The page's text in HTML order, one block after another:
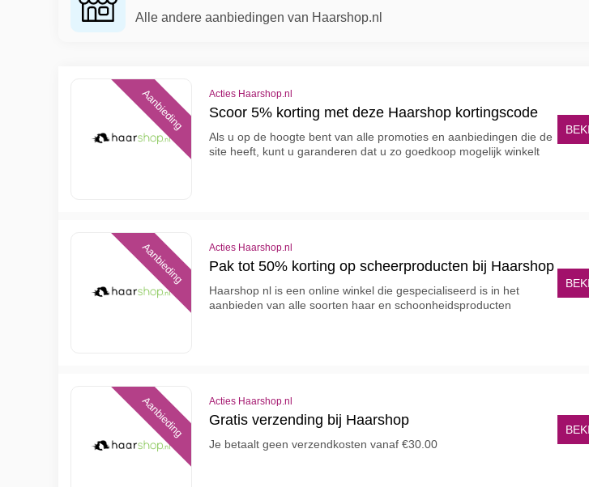
Alle andere aanbiedingen van Haarshop.nl
Aanbieding Acties Haarshop.nl
Scoor 5% korting met deze Haarshop kortingscode
Als u op de hoogte bent van alle promoties en aanbiedingen die de
site heeft, kunt u garanderen dat u zo goedkoop mogelijk winkelt
Aanbieding Acties Haarshop.nl
Pak tot 50% korting op scheerproducten bij Haarshop
Haarshop nl is een online winkel die gespecialiseerd is in het
aanbieden van alle soorten haar en schoonheidsproducten
Aanbieding Acties Haarshop.nl
Gratis verzending bij Haarshop
Je betaalt geen verzendkosten vanaf €30.00